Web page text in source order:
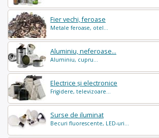
Fier vechi, feroase
Metale feroase, otel...
Aluminiu, neferoase...
Aluminiu, cupru...
Electrice și electronice
Frigidere, televizoare...
Surse de iluminat
Becuri fluorescente, LED-uri...